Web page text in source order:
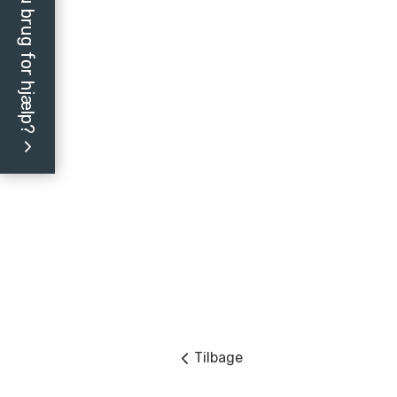
Tilbage
Har du brug for hjælp?